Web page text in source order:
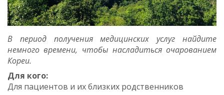
В период получения медицинских услуг найдите
немного времени, чтобы насладиться очарованием
Кореи.
Для кого:
Для пациентов и их близких родственников